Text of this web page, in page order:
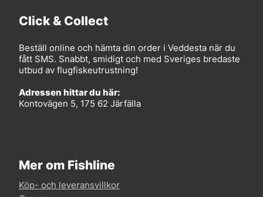
Click & Collect
Beställ online och hämta din order i Veddesta när du
fått SMS. Snabbt, smidigt och med Sveriges bredaste
utbud av flugfiskeutrustning!
Adressen hittar du här:
Kontovägen 5, 175 62 Järfälla
Mer om Fishline
Köp- och leveransvillkor